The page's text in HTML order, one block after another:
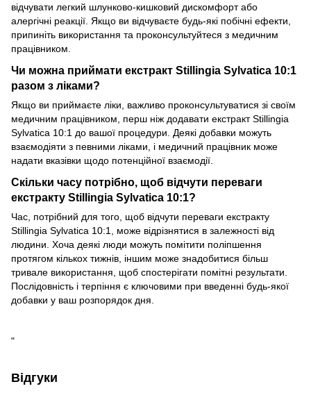
відчувати легкий шлунково-кишковий дискомфорт або
алергічні реакції. Якщо ви відчуваєте будь-які побічні ефекти,
припиніть використання та проконсультуйтеся з медичним
працівником.
Чи можна приймати екстракт Stillingia Sylvatica 10:1
разом з ліками?
Якщо ви приймаєте ліки, важливо проконсультуватися зі своїм
медичним працівником, перш ніж додавати екстракт Stillingia
Sylvatica 10:1 до вашої процедури. Деякі добавки можуть
взаємодіяти з певними ліками, і медичний працівник може
надати вказівки щодо потенційної взаємодії.
Скільки часу потрібно, щоб відчути переваги
екстракту Stillingia Sylvatica 10:1?
Час, потрібний для того, щоб відчути переваги екстракту
Stillingia Sylvatica 10:1, може відрізнятися в залежності від
людини. Хоча деякі люди можуть помітити поліпшення
протягом кількох тижнів, іншим може знадобитися більш
тривале використання, щоб спостерігати помітні результати.
Послідовність і терпіння є ключовими при введенні будь-якої
добавки у ваш розпорядок дня.
"
Відгуки